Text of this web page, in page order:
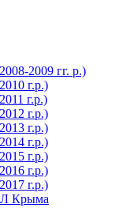
2009 гг. р.)
г.р.)
г.р.)
г.р.)
г.р.)
г.р.)
г.р.)
г.р.)
г.р.)
Крыма